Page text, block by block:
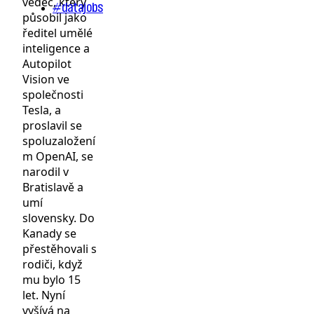
#datajobs
působil jako
ředitel umělé
inteligence a
Autopilot
Vision ve
společnosti
Tesla, a
proslavil se
spoluzaložení
m OpenAI, se
narodil v
Bratislavě a
umí
slovensky. Do
Kanady se
přestěhovali s
rodiči, když
mu bylo 15
let. Nyní
vyšívá na